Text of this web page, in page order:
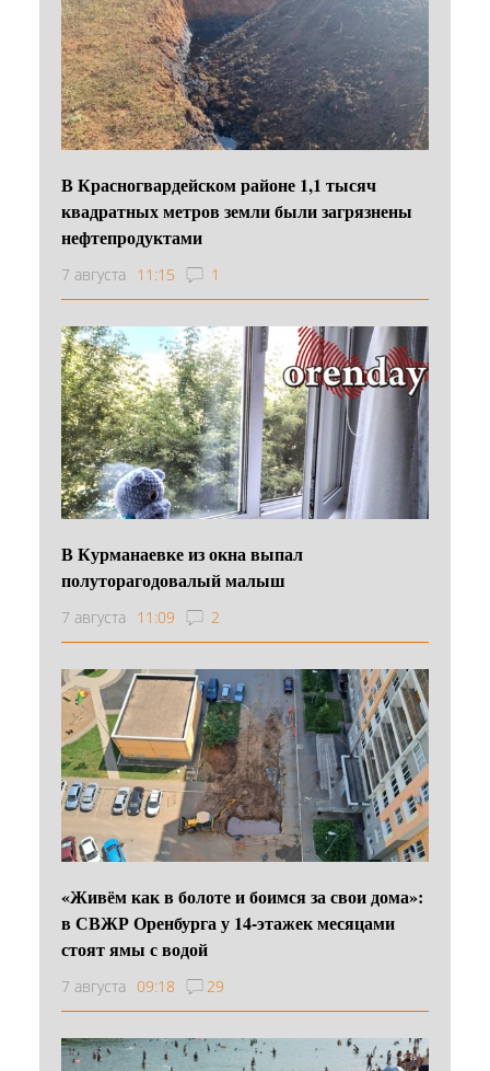
В Красногвардейском районе 1,1 тысяч
квадратных метров земли были загрязнены
нефтепродуктами
7 августа 11:15 1
В Курманаевке из окна выпал
полуторагодовалый малыш
7 августа 11:09 2
«Живём как в болоте и боимся за свои дома»:
в СВЖР Оренбурга у 14-этажек месяцами
стоят ямы с водой
7 августа 09:18 29